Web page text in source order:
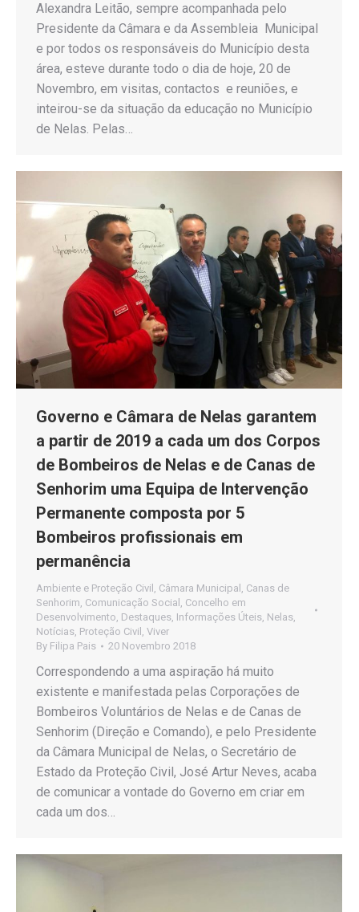
Alexandra Leitão, sempre acompanhada pelo
Presidente da Câmara e da Assembleia Municipal
e por todos os responsáveis do Município desta
área, esteve durante todo o dia de hoje, 20 de
Novembro, em visitas, contactos e reuniões, e
inteirou-se da situação da educação no Município
de Nelas. Pelas…
Governo e Câmara de Nelas garantem
a partir de 2019 a cada um dos Corpos
de Bombeiros de Nelas e de Canas de
Senhorim uma Equipa de Intervenção
Permanente composta por 5
Bombeiros profissionais em
permanência
Ambiente e Proteção Civil , Câmara Municipal , Canas de
Senhorim, Comunicação Social , Concelho em
Desenvolvimento, Destaques, Informações Úteis, Nelas,
Notícias, Proteção Civil , Viver
By Filipa Pais 20 Novembro 2018
Correspondendo a uma aspiração há muito
existente e manifestada pelas Corporações de
Bombeiros Voluntários de Nelas e de Canas de
Senhorim (Direção e Comando), e pelo Presidente
da Câmara Municipal de Nelas, o Secretário de
Estado da Proteção Civil, José Artur Neves, acaba
de comunicar a vontade do Governo em criar em
cada um dos…